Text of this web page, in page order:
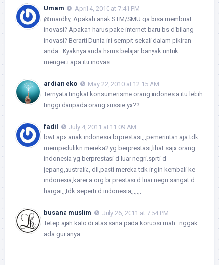
Umam
April 4, 2010 at 7:41 PM
@mardhy, Apakah anak STM/SMU ga bisa membuat
inovasi? Apakah harus pake internet baru bs dibilang
inovasi? Berarti Dunia ini sempit sekali dalam pikiran
anda.. Kyaknya anda harus belajar banyak untuk
mengerti apa itu inovasi..
ardian eko
May 22, 2010 at 12:15 AM
Ternyata tingkat konsumerisme orang indonesia itu lebih
tinggi daripada orang aussie ya??
fadil
July 4, 2011 at 11:09 AM
bwt apa anak indonesia brprestasi,,,pemerintah aja tdk
mempedulikn mereka2 yg berprestasi,lihat saja orang
indonesia yg berprestasi d luar negri.sprti d
jepang,australia, dll,pasti mereka tdk ingin kembali ke
indonesia,karena org br prestasi d luar negri sangat d
hargai,,,tdk seperti d indonesia,,,,,,,
busana muslim
July 26, 2011 at 7:54 PM
Tetep ajah kalo di atas sana pada korupsi mah.. nggak
ada gunanya